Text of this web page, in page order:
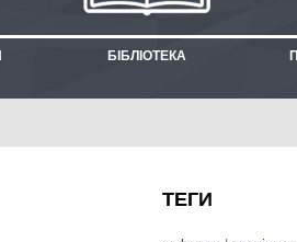
БІБЛІОТЕКА
ТЕГИ